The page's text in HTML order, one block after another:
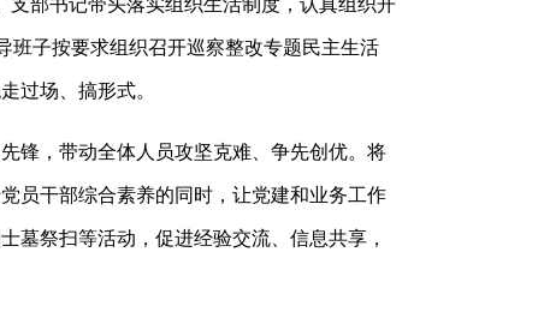
班子按要求组织召开巡察整改专题民主生活
过场、搞形式。
锋，带动全体人员攻坚克难、争先创优。将
员干部综合素养的同时，让党建和业务工作
墓祭扫等活动，促进经验交流、信息共享，